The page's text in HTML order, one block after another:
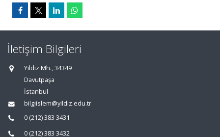
İletişim Bilgileri
Yıldız Mh., 34349
Davutpaşa
İstanbul
bilgiislem@yildiz.edu.tr
0 (212) 383 3431
0 (212) 383 3432